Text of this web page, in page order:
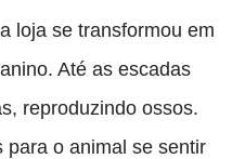
loja se transformou em
Até as escadas
reproduzindo ossos.
para o animal se sentir